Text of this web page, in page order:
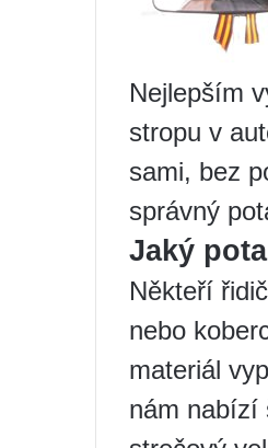
Nejlepším
stropu v
sami, bez
správný
Jaký
Někteří
nebo
materiál
nám nabízí